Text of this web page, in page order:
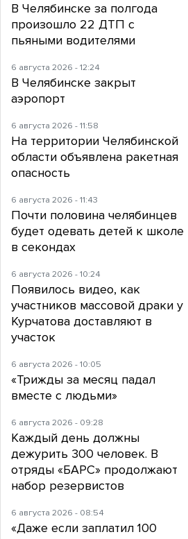
В Челябинске за полгода
произошло 22 ДТП с
пьяными водителями
6 августа 2026 - 12:24
В Челябинске закрыт
аэропорт
6 августа 2026 - 11:58
На территории Челябинской
области объявлена ракетная
опасность
6 августа 2026 - 11:43
Почти половина челябинцев
будет одевать детей к школе
в секондах
6 августа 2026 - 10:24
Появилось видео, как
участников массовой драки у
Курчатова доставляют в
участок
6 августа 2026 - 10:05
«Трижды за месяц падал
вместе с людьми»
6 августа 2026 - 09:28
Каждый день должны
дежурить 300 человек. В
отряды «БАРС» продолжают
набор резервистов
6 августа 2026 - 08:54
«Даже если заплатил 100